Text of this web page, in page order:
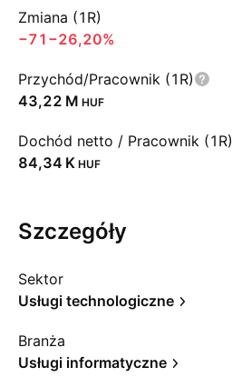
Zmiana (1R)
−71 −26,20%
Przychód/Pracownik (1R)
‪43,22 M‬ HUF
Dochód netto / Pracownik (1R)
‪84,34 K‬ HUF
Szczegóły
Sektor
Usługi technologiczne
Branża
Usługi informatyczne